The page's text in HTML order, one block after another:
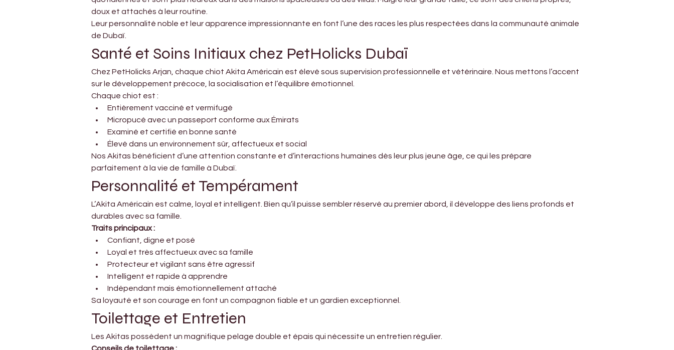
doux et attachés à leur routine.
Leur personnalité noble et leur apparence impressionnante en font l’une des races les plus respectées dans la communauté animale
de Dubaï.
Santé et Soins Initiaux chez PetHolicks Dubaï
Chez PetHolicks Arjan, chaque chiot Akita Américain est élevé sous supervision professionnelle et vétérinaire. Nous mettons l’accent
sur le développement précoce, la socialisation et l’équilibre émotionnel.
Chaque chiot est :
Entièrement vacciné et vermifugé
Micropucé avec un passeport conforme aux Émirats
Examiné et certifié en bonne santé
Élevé dans un environnement sûr, affectueux et social
Nos Akitas bénéficient d’une attention constante et d’interactions humaines dès leur plus jeune âge, ce qui les prépare
parfaitement à la vie de famille à Dubaï.
Personnalité et Tempérament
L’Akita Américain est calme, loyal et intelligent. Bien qu’il puisse sembler réservé au premier abord, il développe des liens profonds et
durables avec sa famille.
Traits principaux :
Confiant, digne et posé
Loyal et très affectueux avec sa famille
Protecteur et vigilant sans être agressif
Intelligent et rapide à apprendre
Indépendant mais émotionnellement attaché
Sa loyauté et son courage en font un compagnon fiable et un gardien exceptionnel.
Toilettage et Entretien
Les Akitas possèdent un magnifique pelage double et épais qui nécessite un entretien régulier.